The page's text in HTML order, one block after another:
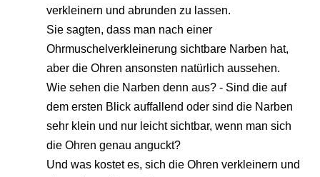
verkleinern und abrunden zu lassen.
Sie sagten, dass man nach einer
Ohrmuschelverkleinerung sichtbare Narben hat,
aber die Ohren ansonsten natürlich aussehen.
Wie sehen die Narben denn aus? - Sind die auf
dem ersten Blick auffallend oder sind die Narben
sehr klein und nur leicht sichtbar, wenn man sich
die Ohren genau anguckt?
Und was kostet es, sich die Ohren verkleinern und